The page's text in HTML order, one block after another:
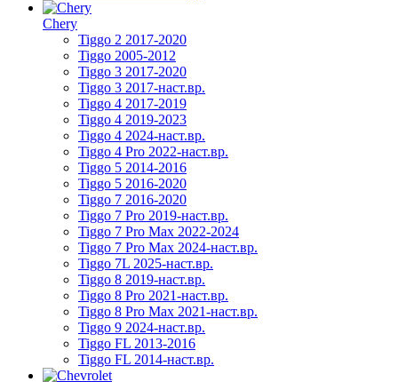
Chery
Tiggo 2 2017-2020
Tiggo 2005-2012
Tiggo 3 2017-2020
Tiggo 3 2017-наст.вр.
Tiggo 4 2017-2019
Tiggo 4 2019-2023
Tiggo 4 2024-наст.вр.
Tiggo 4 Pro 2022-наст.вр.
Tiggo 5 2014-2016
Tiggo 5 2016-2020
Tiggo 7 2016-2020
Tiggo 7 Pro 2019-наст.вр.
Tiggo 7 Pro Max 2022-2024
Tiggo 7 Pro Max 2024-наст.вр.
Tiggo 7L 2025-наст.вр.
Tiggo 8 2019-наст.вр.
Tiggo 8 Pro 2021-наст.вр.
Tiggo 8 Pro Max 2021-наст.вр.
Tiggo 9 2024-наст.вр.
Tiggo FL 2013-2016
Tiggo FL 2014-наст.вр.